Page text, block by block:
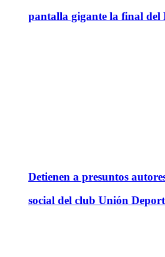
pantalla gigante la final
Detienen a presuntos
social del club Unión